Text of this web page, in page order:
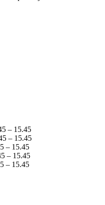
– 15.45
– 15.45
– 15.45
– 15.45
– 15.45